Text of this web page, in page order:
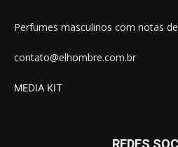
Perfumes masculinos com notas
contato@elhombre.com.br
MEDIA KIT
REDES